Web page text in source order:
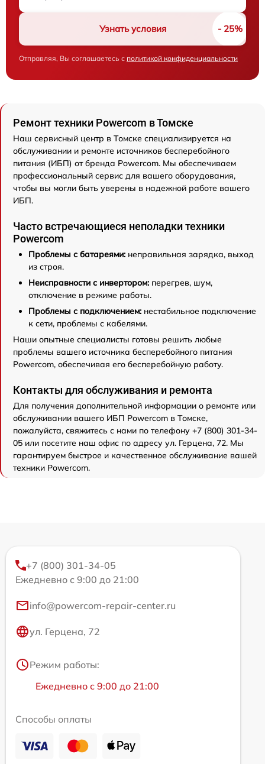
Узнать условия
Отправляя, Вы соглашаетесь с политикой конфиденциальности
Ремонт техники Powercom в Томске
Наш сервисный центр в Томске специализируется на
обслуживании и ремонте источников бесперебойного
питания (ИБП) от бренда Powercom. Мы обеспечиваем
профессиональный сервис для вашего оборудования,
чтобы вы могли быть уверены в надежной работе вашего
ИБП.
Часто встречающиеся неполадки техники
Powercom
Проблемы с батареями: неправильная зарядка, выход
из строя.
Неисправности с инвертором: перегрев, шум,
отключение в режиме работы.
Проблемы с подключением: нестабильное подключение
к сети, проблемы с кабелями.
Наши опытные специалисты готовы решить любые
проблемы вашего источника бесперебойного питания
Powercom, обеспечивая его бесперебойную работу.
Контакты для обслуживания и ремонта
Для получения дополнительной информации о ремонте или
обслуживании вашего ИБП Powercom в Томске,
пожалуйста, свяжитесь с нами по телефону +7 (800) 301-34-
05 или посетите наш офис по адресу ул. Герцена, 72. Мы
гарантируем быстрое и качественное обслуживание вашей
техники Powercom.
+7 (800) 301-34-05
Ежедневно с 9:00 до 21:00
info@powercom-repair-center.ru
ул. Герцена, 72
Режим работы:
Ежедневно с 9:00 до 21:00
Способы оплаты